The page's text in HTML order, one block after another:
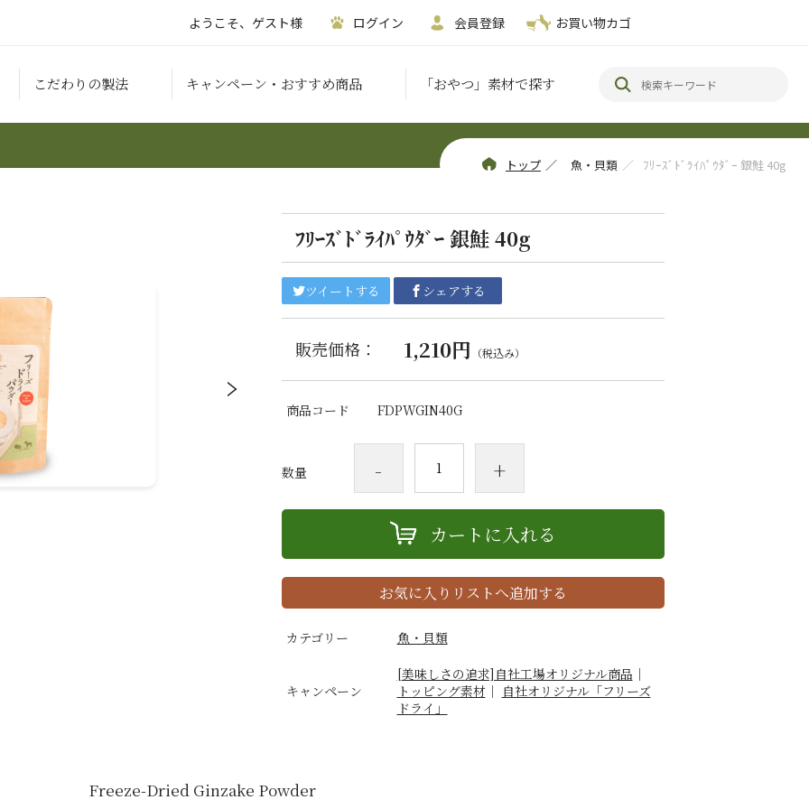
ようこそ、ゲスト様 ログイン 会員登録 お買い物カゴ
こだわりの製法 キャンペーン・おすすめ商品 「おやつ」素材で探す
トップ ／ 魚・貝類 ／ ﾌﾘｰｽﾞﾄﾞﾗｲﾊﾟｳﾀﾞｰ 銀鮭 40g
ﾌﾘｰｽﾞﾄﾞﾗｲﾊﾟｳﾀﾞｰ 銀鮭 40g
ツイートする シェアする
販売価格： 1,210円 （税込み）
商品コード FDPWGIN40G
数量 - +
カートに入れる
お気に入りリストへ追加する
カテゴリー 魚・貝類
キャンペーン
[美味しさの追求]自社工場オリジナル商品 ｜
トッピング素材 ｜ 自社オリジナル「フリーズ
ドライ」
Freeze-Dried Ginzake Powder